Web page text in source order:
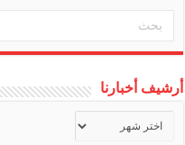
أرشيف أخبارنا
أخبارنا